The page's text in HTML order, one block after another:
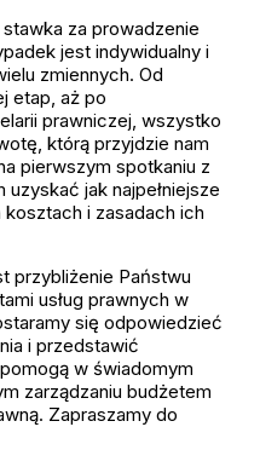
za prowadzenie
jest indywidualny i
zmiennych. Od
etap, aż po
prawniczej, wszystko
którą przyjdzie nam
pierwszym spotkaniu z
jak najpełniejsze
i zasadach ich
przybliżenie Państwu
usług prawnych w
się odpowiedzieć
i przedstawić
w świadomym
zarządzaniu budżetem
Zapraszamy do